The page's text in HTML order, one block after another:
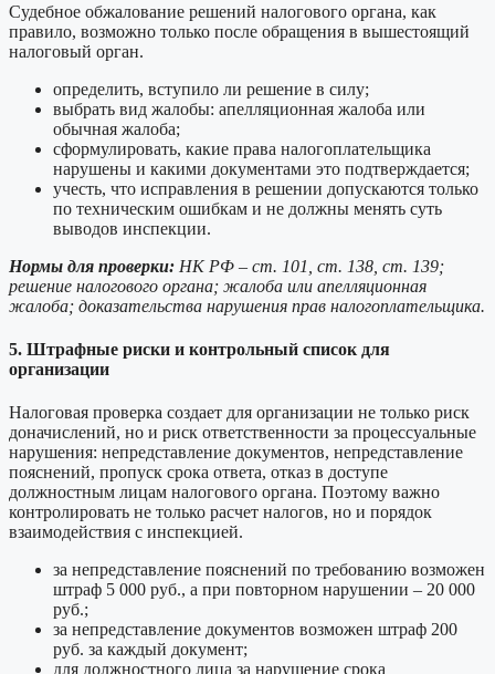
Судебное обжалование решений налогового органа, как
правило, возможно только после обращения в вышестоящий
налоговый орган.
определить, вступило ли решение в силу;
выбрать вид жалобы: апелляционная жалоба или
обычная жалоба;
сформулировать, какие права налогоплательщика
нарушены и какими документами это подтверждается;
учесть, что исправления в решении допускаются только
по техническим ошибкам и не должны менять суть
выводов инспекции.
Нормы для проверки: НК РФ – ст. 101, ст. 138, ст. 139;
решение налогового органа; жалоба или апелляционная
жалоба; доказательства нарушения прав налогоплательщика.
5. Штрафные риски и контрольный список для
организации
Налоговая проверка создает для организации не только риск
доначислений, но и риск ответственности за процессуальные
нарушения: непредставление документов, непредставление
пояснений, пропуск срока ответа, отказ в доступе
должностным лицам налогового органа. Поэтому важно
контролировать не только расчет налогов, но и порядок
взаимодействия с инспекцией.
за непредставление пояснений по требованию возможен
штраф 5 000 руб., а при повторном нарушении – 20 000
руб.;
за непредставление документов возможен штраф 200
руб. за каждый документ;
для должностного лица за нарушение срока